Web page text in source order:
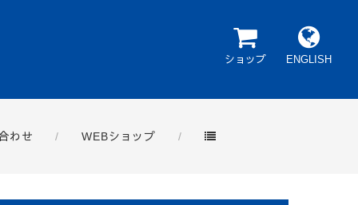
ENGLISH
ショップ
わせ WEBショップ